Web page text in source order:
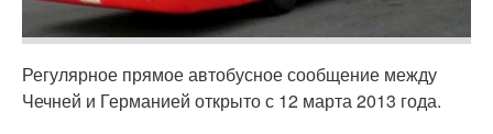
Регулярное прямое автобусное сообщение между
Чечней и Германией открыто с 12 марта 2013 года.